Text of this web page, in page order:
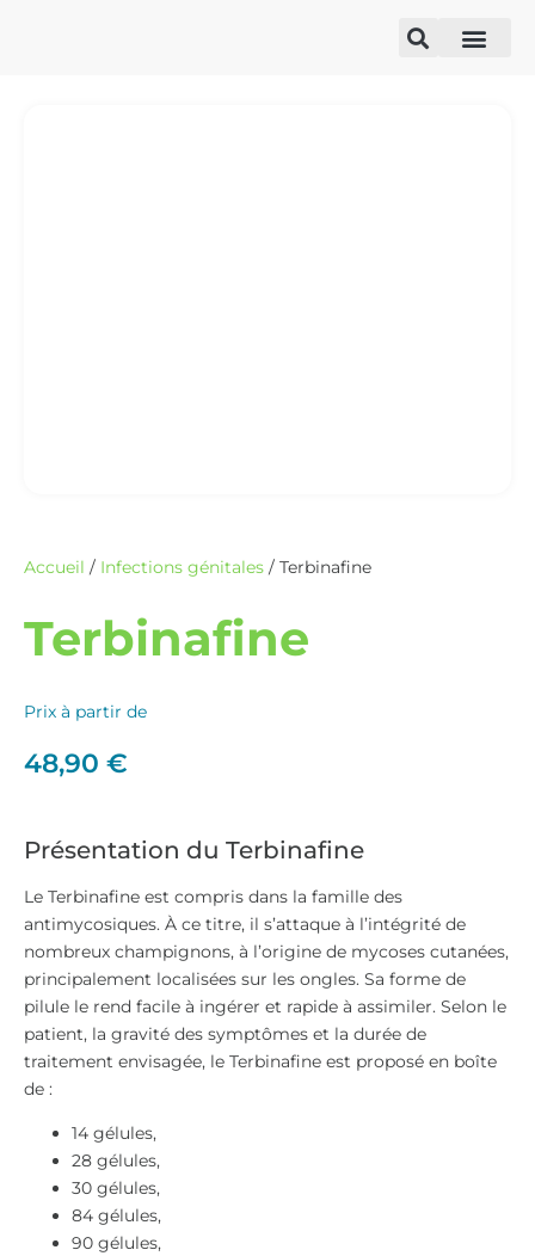
Accueil / Infections génitales / Terbinafine
Terbinafine
Prix à partir de
48,90 €
Présentation du Terbinafine
Le Terbinafine est compris dans la famille des
antimycosiques. À ce titre, il s’attaque à l’intégrité de
nombreux champignons, à l’origine de mycoses cutanées,
principalement localisées sur les ongles. Sa forme de
pilule le rend facile à ingérer et rapide à assimiler. Selon le
patient, la gravité des symptômes et la durée de
traitement envisagée, le Terbinafine est proposé en boîte
de :
14 gélules,
28 gélules,
30 gélules,
84 gélules,
90 gélules,